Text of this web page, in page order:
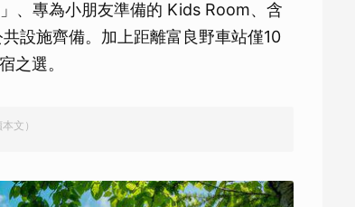
、專為小朋友準備的 Kids Room、含
設施齊備。加上距離富良野車站僅10
之選。
文）